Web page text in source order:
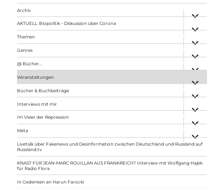
Archiv
anzeigen
AKTUELL: Biopolitik – Diskussion über Corona
anzeigen
Themen
anzeigen
Genres
anzeigen
@ Bücher…
Veranstaltungen
anzeigen
Bücher & Buchbeiträge
anzeigen
Interviews mit mir
anzeigen
Im Visier der Repression
anzeigen
Meta
anzeigen
Livetalk über Fakenews und Desinformation zwischen Deutschland und Russland auf
Russland.tv
KNAST FÜR JEAN-MARC ROUILLAN AUS FRANKREICH? Interview mit Wolfgang Hajek
für Radio Flora
In Gedenken an Harun Farocki